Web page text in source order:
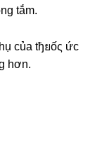
tắm.
của tђยốς ức
hơn.